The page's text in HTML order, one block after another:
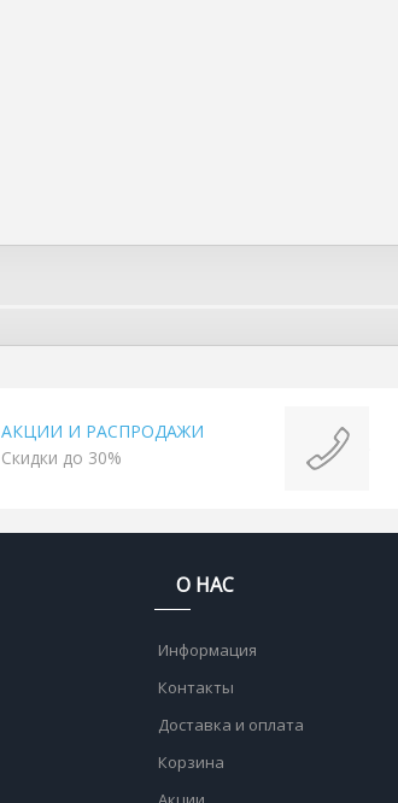
АКЦИИ И РАСПРОДАЖИ
Скидки до 30%
О НАС
Информация
Контакты
Доставка и оплата
Корзина